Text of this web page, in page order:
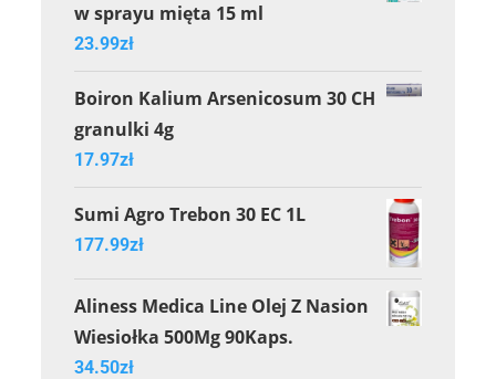
w sprayu mięta 15 ml
23.99zł
Boiron Kalium Arsenicosum 30 CH
granulki 4g
17.97zł
Sumi Agro Trebon 30 EC 1L
177.99zł
Aliness Medica Line Olej Z Nasion
Wiesiołka 500Mg 90Kaps.
34.50zł